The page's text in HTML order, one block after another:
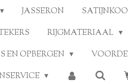
JASSERON
RIJGMATERIAAL
EN OPBERGEN